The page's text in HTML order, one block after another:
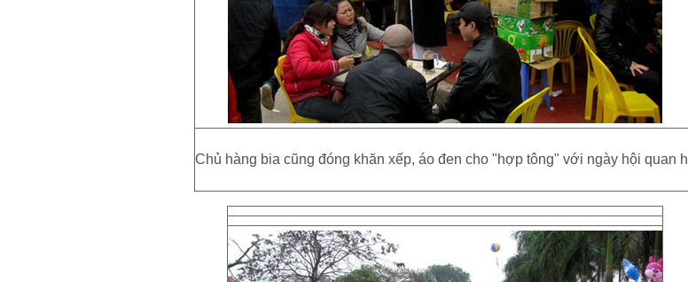
Chủ hàng bia cũng đóng khăn xếp, áo đen cho "hợp tông" với ngày hội quan